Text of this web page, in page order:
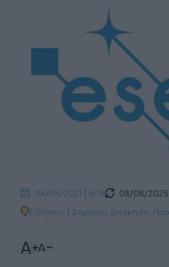
04/06/2021 | 16:16
08/08/2025
Ειδήσεις | Δημόσια Διοίκηση